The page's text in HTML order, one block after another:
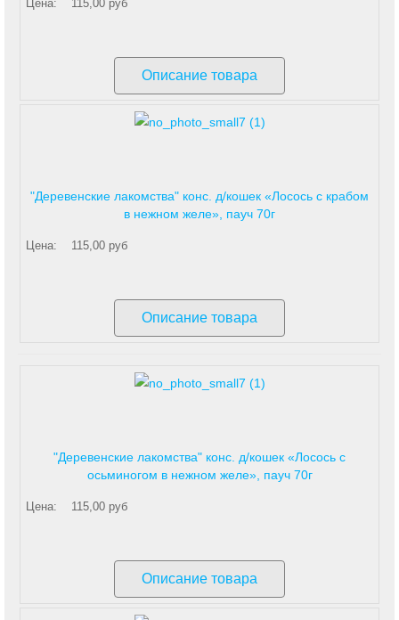
Цена: 115,00 руб
Описание товара
"Деревенские лакомства" конс. д/кошек «Лосось с крабом
в нежном желе», пауч 70г
Цена: 115,00 руб
Описание товара
"Деревенские лакомства" конс. д/кошек «Лосось с
осьминогом в нежном желе», пауч 70г
Цена: 115,00 руб
Описание товара